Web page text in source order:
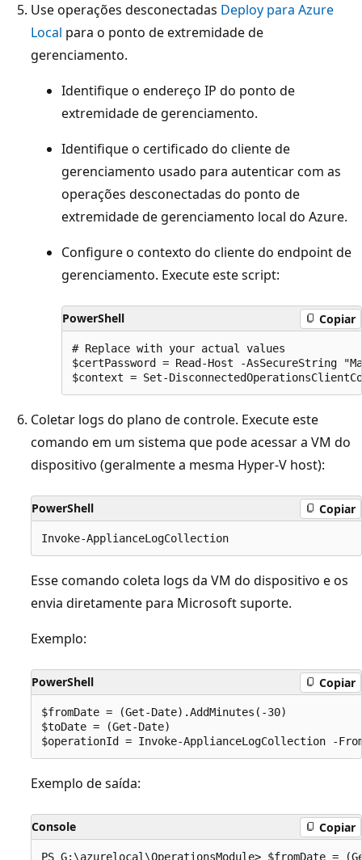
Use operações desconectadas Deploy para Azure
Local para o ponto de extremidade de
gerenciamento.
Identifique o endereço IP do ponto de
extremidade de gerenciamento.
Identifique o certificado do cliente de
gerenciamento usado para autenticar com as
operações desconectadas do ponto de
extremidade de gerenciamento local do Azure.
Configure o contexto do cliente do endpoint de
gerenciamento. Execute este script:
PowerShell Copiar
# Replace with your actual values
$certPassword = Read-Host -AsSecureString
Coletar logs do plano de controle. Execute este
comando em um sistema que pode acessar a VM do
dispositivo (geralmente a mesma Hyper-V host):
PowerShell Copiar
Esse comando coleta logs da VM do dispositivo e os
envia diretamente para Microsoft suporte.
Exemplo:
PowerShell Copiar
$fromDate = (Get-Date).AddMinutes(-30)
$toDate = (Get-Date)
Exemplo de saída:
Console Copiar
PS G:\azurelocal\OperationsModule> $fromDate =